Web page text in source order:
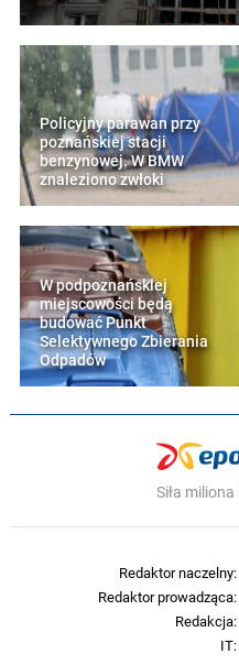
Policyjny parawan przy
poznańskiej stacji
benzynowej. W BMW
znaleziono zwłoki
W podpoznańskiej
miejscowości będą
budować Punkt
Selektywnego Zbierania
Odpadów
Siła
Redaktor naczelny:
Redaktor prowadząca:
Redakcja:
IT: